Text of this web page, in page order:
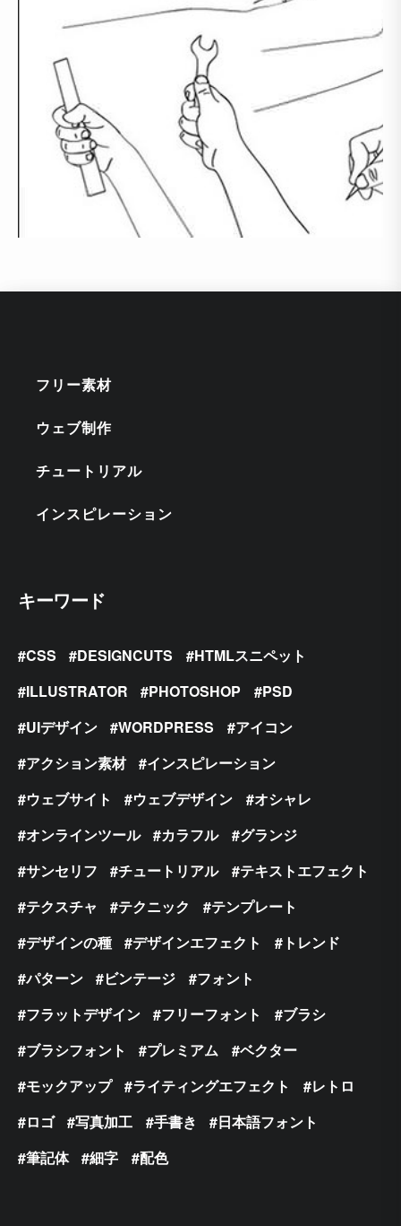
フリー素材
ウェブ制作
チュートリアル
インスピレーション
キーワード
CSS DESIGNCUTS
HTMLスニペット
ILLUSTRATOR
PHOTOSHOP
PSD
UIデザイン
WORDPRESS
アイコン
アクション素材
インスピレーション
ウェブサイト
ウェブデザイン
オシャレ
オンラインツール
カラフル
グランジ
サンセリフ
チュートリアル
テキストエフェクト
テクスチャ
テクニック
テンプレート
デザインの種
デザインエフェクト
トレンド
パターン
ビンテージ
フォント
フラットデザイン
フリーフォント
ブラシ
ブラシフォント
プレミアム
ベクター
モックアップ
ライティングエフェクト
レトロ
ロゴ
写真加工 手書き
日本語フォント
筆記体
細字 配色